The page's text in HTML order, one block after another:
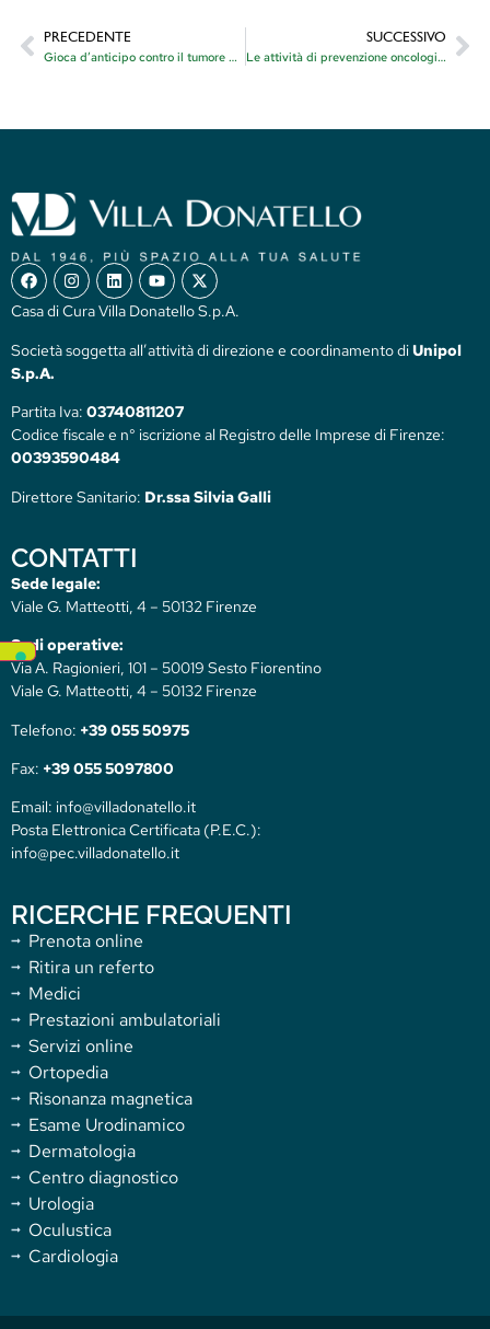
PRECEDENTE
Gioca d’anticipo contro il tumore 2026
SUCCESSIVO
Le attività di prevenzione oncologica gratuita di Aprile 2026
Casa di Cura Villa Donatello S.p.A.
Società soggetta all’attività di direzione e coordinamento diUnipol
S.p.A.
Partita Iva: 03740811207
Codice fiscale e n° iscrizione al Registro delle Imprese di Firenze:
00393590484
Direttore Sanitario: Dr.ssa Silvia Galli
CONTATTI
Sede legale:
Viale G. Matteotti, 4 – 50132 Firenze
Sedi operative:
Via A. Ragionieri, 101 – 50019 Sesto Fiorentino
Viale G. Matteotti, 4 – 50132 Firenze
Telefono: +39 055 50975
Fax: +39 055 5097800
Email: info@villadonatello.it
Posta Elettronica Certificata (P.E.C.):
info@pec.villadonatello.it
RICERCHE FREQUENTI
Prenota online
Ritira un referto
Medici
Prestazioni ambulatoriali
Servizi online
Ortopedia
Risonanza magnetica
Esame Urodinamico
Dermatologia
Centro diagnostico
Urologia
Oculustica
Cardiologia